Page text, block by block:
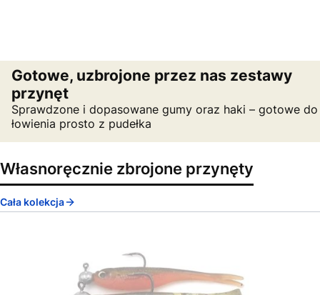
Gotowe, uzbrojone przez nas zestawy
przynęt
Sprawdzone i dopasowane gumy oraz haki – gotowe do
łowienia prosto z pudełka
Własnoręcznie zbrojone przynęty
Cała kolekcja